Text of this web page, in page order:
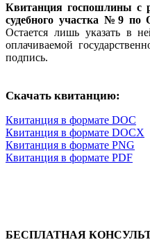
Квитанция госпошлины с
судебного участка №9 по
Остается лишь указать в
оплачиваемой
подпись.
Скачать квитанцию:
Квитанция в формате DOC
Квитанция в формате DOCX
Квитанция в формате PNG
Квитанция в формате PDF
БЕСПЛАТНАЯ